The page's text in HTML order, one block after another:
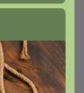
для
44 до 62